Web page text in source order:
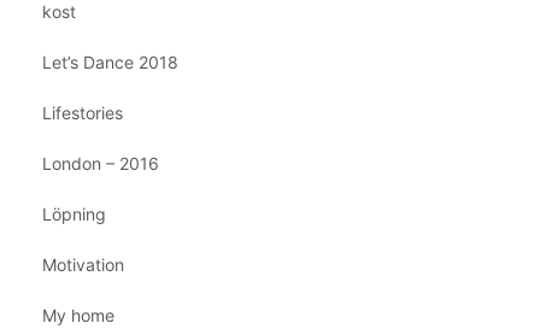
kost
Let’s Dance 2018
Lifestories
London – 2016
Löpning
Motivation
My home